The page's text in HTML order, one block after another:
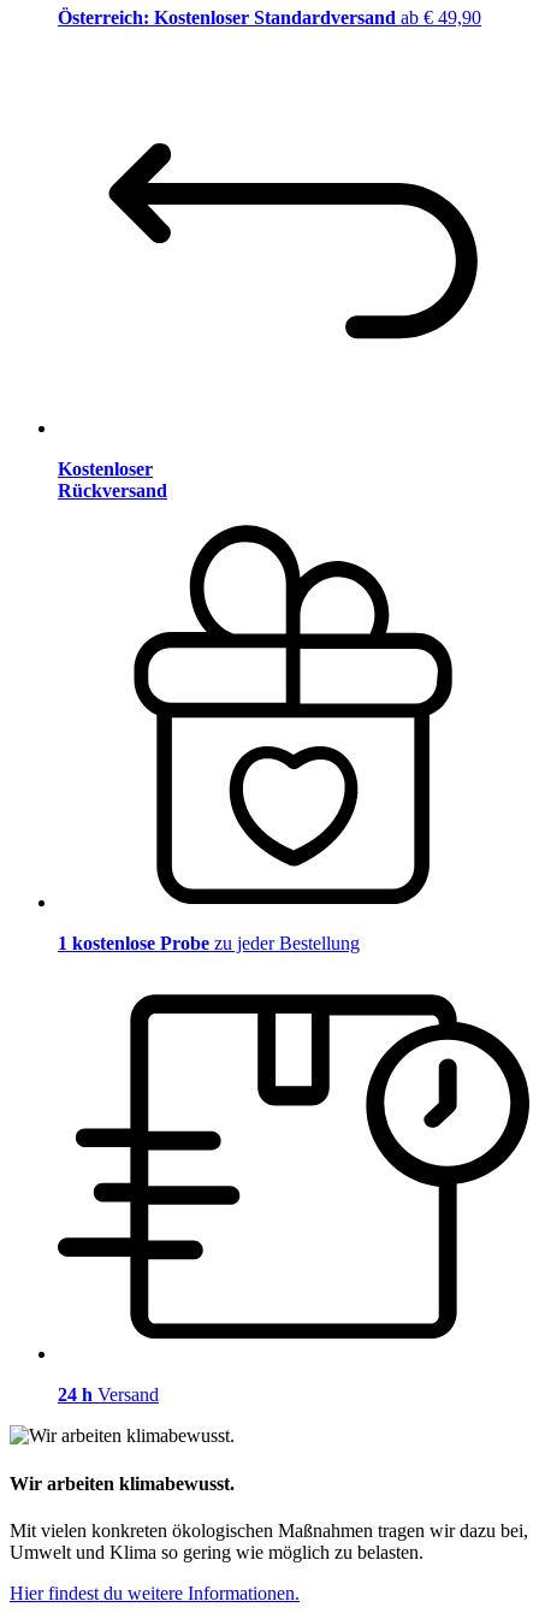
Österreich: Kostenloser Standardversand ab € 49,90
Kostenloser
Rückversand
1 kostenlose Probe zu jeder Bestellung
24 h Versand
Wir arbeiten klimabewusst.
Mit vielen konkreten ökologischen Maßnahmen tragen wir dazu bei,
Umwelt und Klima so gering wie möglich zu belasten.
Hier findest du weitere Informationen.